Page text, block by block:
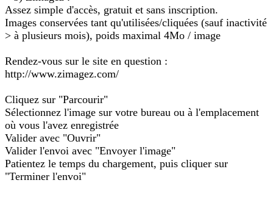
Assez simple d'accès, gratuit et sans inscription.
Images conservées tant qu'utilisées/cliquées (sauf inactivité
> à plusieurs mois), poids maximal 4Mo / image
Rendez-vous sur le site en question :
http://www.zimagez.com/
Cliquez sur "Parcourir"
Sélectionnez l'image sur votre bureau ou à l'emplacement
où vous l'avez enregistrée
Valider avec "Ouvrir"
Valider l'envoi avec "Envoyer l'image"
Patientez le temps du chargement, puis cliquer sur
"Terminer l'envoi"